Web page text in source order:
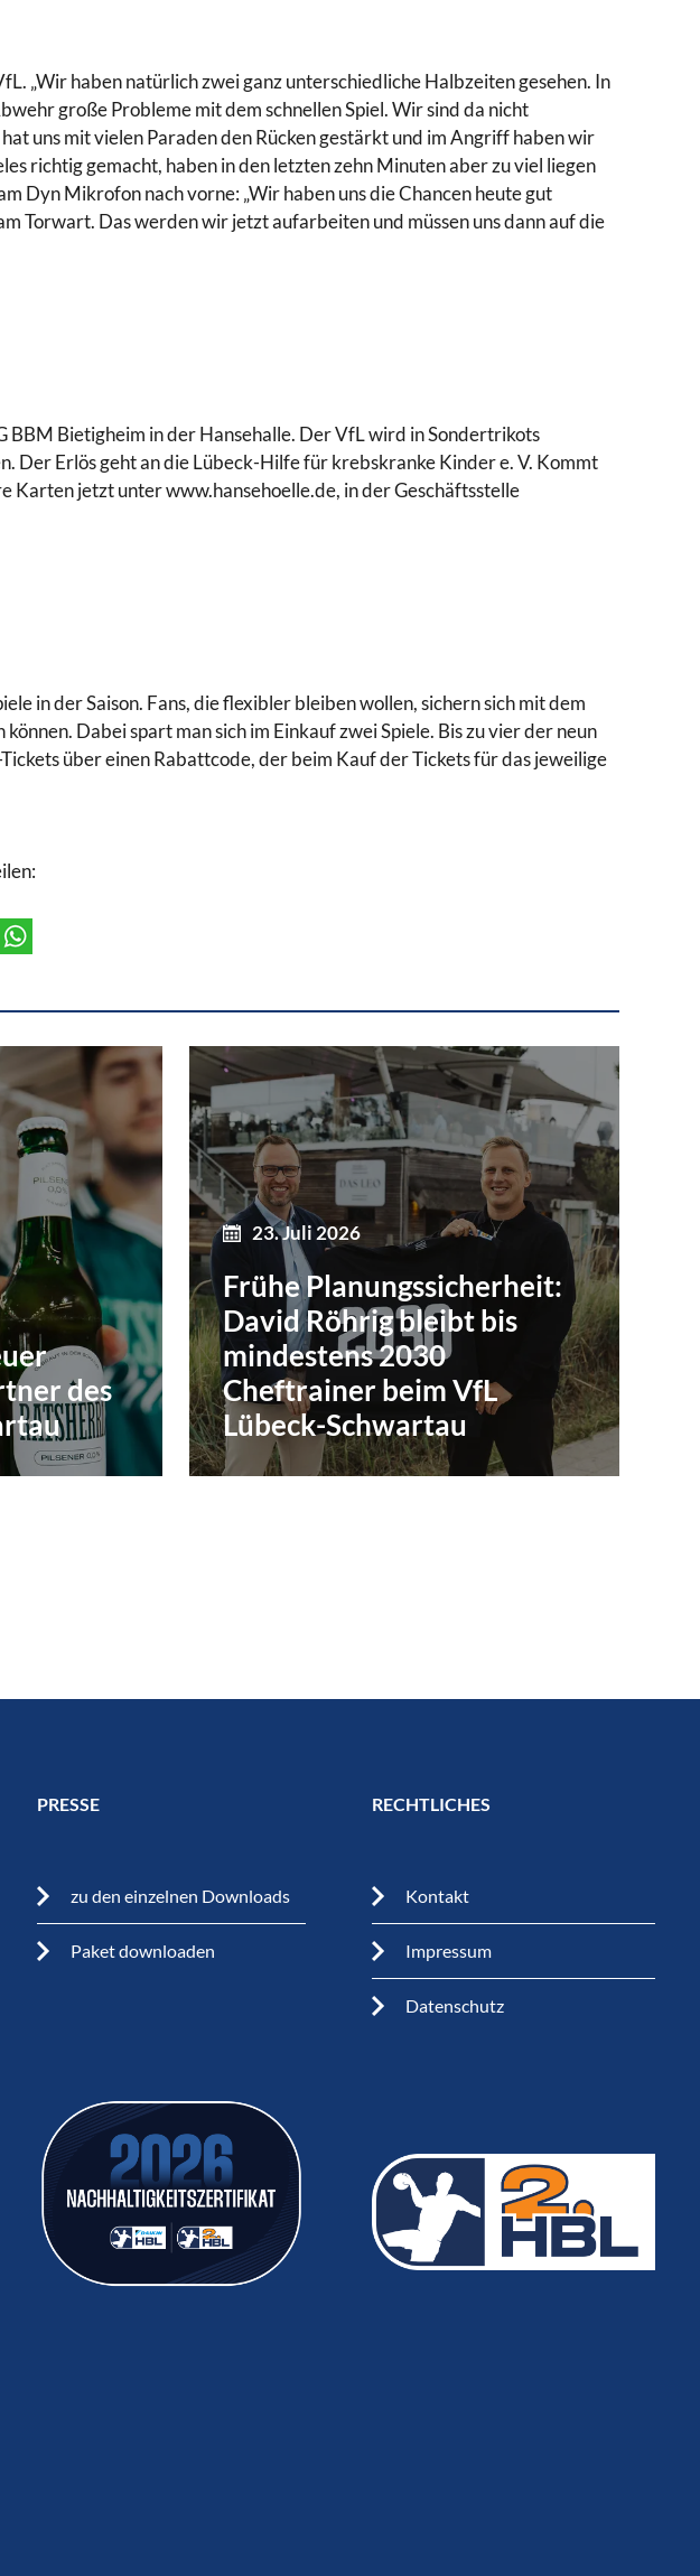
„Wir haben natürlich zwei ganz unterschiedliche Halbzeiten gesehen. In
große Probleme mit dem schnellen Spiel. Wir sind da nicht
uns mit vielen Paraden den Rücken gestärkt und im Angriff haben wir
richtig gemacht, haben in den letzten zehn Minuten aber zu viel liegen
Dyn Mikrofon nach vorne: „Wir haben uns die Chancen heute gut
Torwart. Das werden wir jetzt aufarbeiten und müssen uns dann auf die
Bietigheim in der Hansehalle. Der VfL wird in Sondertrikots
Der Erlös geht an die Lübeck-Hilfe für krebskranke Kinder e. V. Kommt
Karten jetzt unter www.hansehoelle.de, in der Geschäftsstelle
in der Saison. Fans, die flexibler bleiben wollen, sichern sich mit dem
Dabei spart man sich im Einkauf zwei Spiele. Bis zu vier der neun
über einen Rabattcode, der beim Kauf der Tickets für das jeweilige
Xing
des
23. Juli 2026
Frühe Planungssicherheit:
David Röhrig bleibt bis
mindestens 2030
Cheftrainer beim VfL
Lübeck-Schwartau
PRESSE
zu den einzelnen Downloads
Paket downloaden
RECHTLICHES
Kontakt
Impressum
Datenschutz